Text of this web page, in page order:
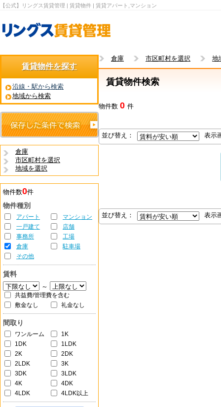
【公式】リングス賃貸管理 | 賃貸物件 | 賃貸アパート,マンション
賃貸物件を探す
沿線・駅から検索
地域から検索
倉庫
市区町村を選択
地域を選択
物件数0件
物件種別
アパート
マンション
一戸建て
店舗
事務所
工場
倉庫
駐車場
その他
賃料
～
共益費/管理費を含む
敷金なし
礼金なし
間取り
ワンルーム
1K
1DK
1LDK
2K
2DK
2LDK
3K
3DK
3LDK
4K
4DK
4LDK
4LDK以上
倉庫 市区町村を選択 地
賃貸物件検索
物件数 0 件
並び替え： 表示
並び替え： 表示